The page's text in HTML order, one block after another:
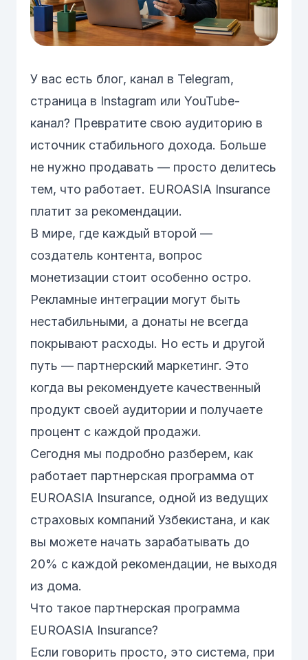
У вас есть блог, канал в Telegram,
страница в Instagram или YouTube-
канал? Превратите свою аудиторию в
источник стабильного дохода. Больше
не нужно продавать — просто делитесь
тем, что работает. EUROASIA Insurance
платит за рекомендации.
В мире, где каждый второй —
создатель контента, вопрос
монетизации стоит особенно остро.
Рекламные интеграции могут быть
нестабильными, а донаты не всегда
покрывают расходы. Но есть и другой
путь — партнерский маркетинг. Это
когда вы рекомендуете качественный
продукт своей аудитории и получаете
процент с каждой продажи.
Сегодня мы подробно разберем, как
работает партнерская программа от
EUROASIA Insurance, одной из ведущих
страховых компаний Узбекистана, и как
вы можете начать зарабатывать до
20% с каждой рекомендации, не выходя
из дома.
Что такое партнерская программа
EUROASIA Insurance?
Если говорить просто, это система, при